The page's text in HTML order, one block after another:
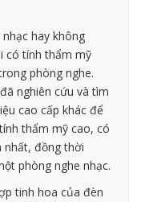
hay không
có tính thẩm mỹ
phòng nghe.
nghiên cứu và tìm
cao cấp khác để
thẩm mỹ cao, có
nhất, đồng thời
phòng nghe nhạc.
tinh hoa của đèn